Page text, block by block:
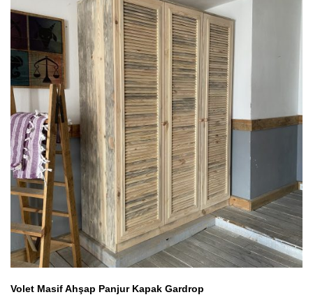
Volet Masif Ahşap Panjur Kapak Gardrop